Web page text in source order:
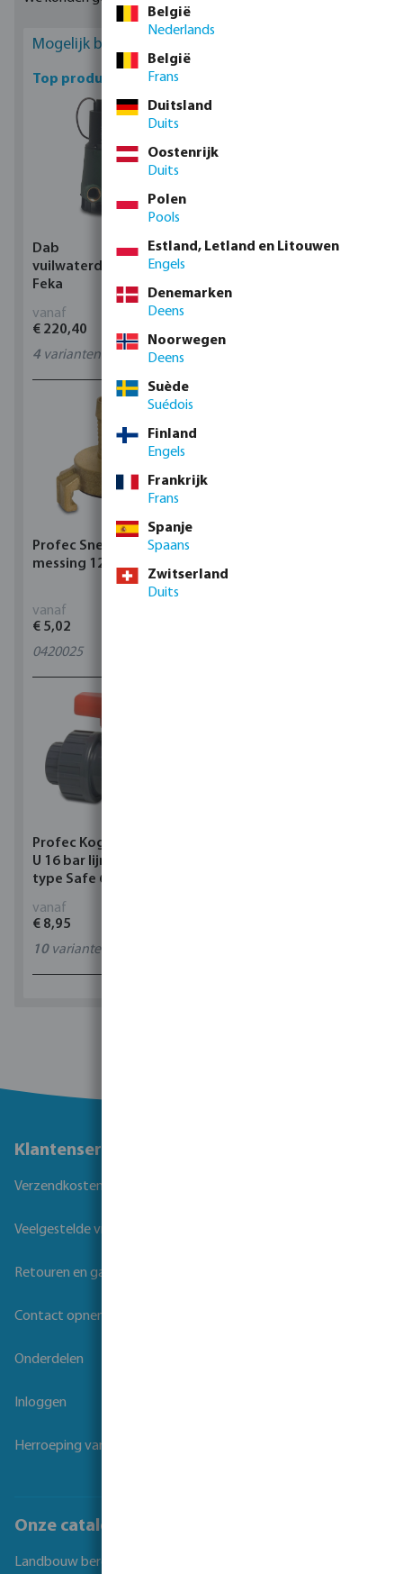
Mogelijk bent u geïnteresseerd
Top producten
Dab
vuilwaterdompelpomp,
Feka
vanaf
€ 220,40
4 varianten
Profec Kogelkraan
binnendraad type 100
Profec Snelkoppeling
messing 12 bar slangtule
vanaf
€ 5,02
0420025
Profec Kogelkraan PVC-
U 16 bar lijmmof grijs
type Safe 600
vanaf
€ 8,95
10varianten
Klantenservice
Verzendkosten
Veelgestelde vragen
Retouren en garantie
Contact opnemen
Onderdelen
Inloggen
Herroeping van overeenkomst
Onze catalogi
Landbouw beregening
België
Nederlands
België
Frans
Duitsland
Duits
Oostenrijk
Duits
Polen
Pools
Estland, Letland en Litouwen
Engels
Denemarken
Deens
Noorwegen
Deens
Suède
Suédois
Finland
Engels
Frankrijk
Frans
Spanje
Spaans
Zwitserland
Duits